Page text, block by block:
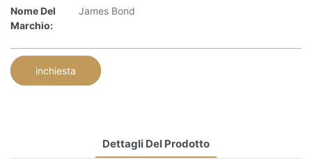
Nome Del
Marchio:
James Bond
inchiesta
Dettagli Del Prodotto